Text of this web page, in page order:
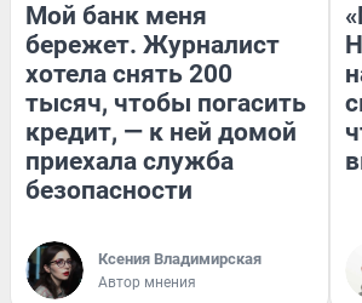
Мой банк меня
бережет. Журналист
хотела снять 200
тысяч, чтобы погасить
кредит, — к ней домой
приехала служба
безопасности
Ксения Владимирская
Автор мнения